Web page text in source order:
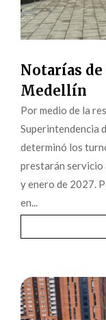
Notarías de
Medellín
Por medio de la
Superintendencia
determinó los
prestarán servicio
y enero de 2027.
en...